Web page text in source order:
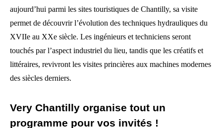
aujourd’hui parmi les sites touristiques de Chantilly, sa visite
permet de découvrir l’évolution des techniques hydrauliques du
XVIIe au XXe siècle. Les ingénieurs et techniciens seront
touchés par l’aspect industriel du lieu, tandis que les créatifs et
littéraires, revivront les visites princières aux machines modernes
des siècles derniers.
Very Chantilly organise tout un
programme pour vos invités !